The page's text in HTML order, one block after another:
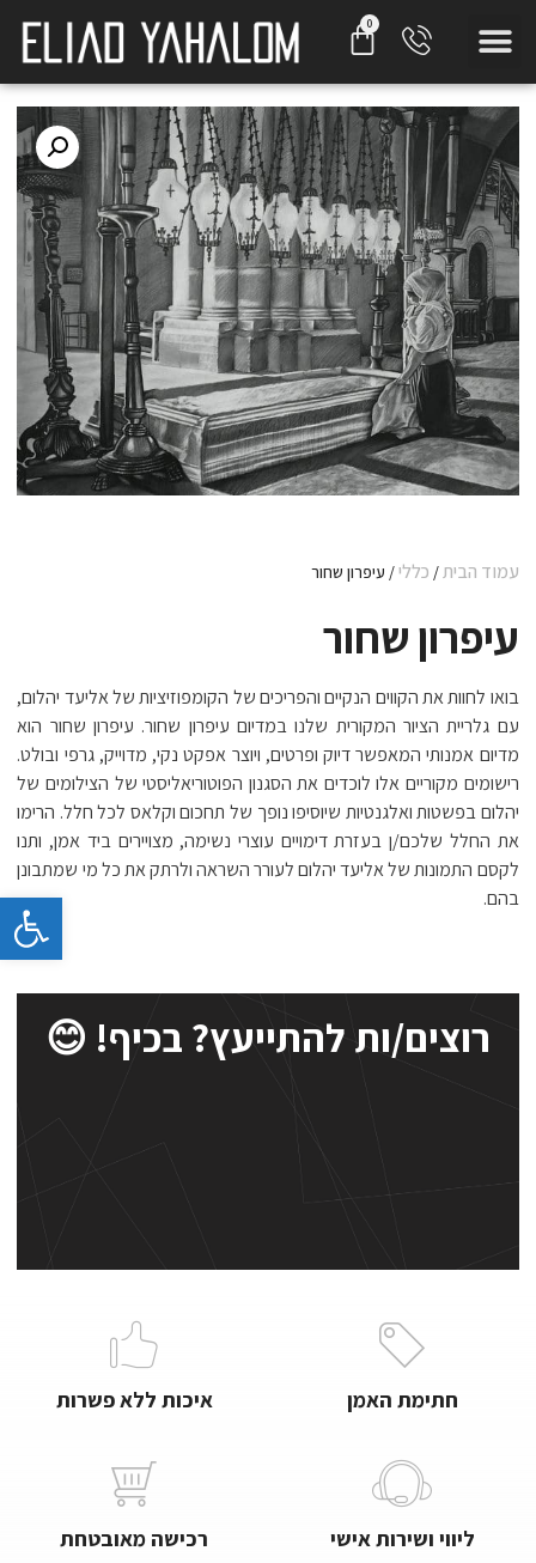
עמוד הבית/ כללי/ עיפרון שחור
עיפרון שחור
בואו לחוות את הקווים הנקיים והפריכים של הקומפוזיציות של אליעד יהלום,
עם גלריית הציור המקורית שלנו במדיום עיפרון שחור. עיפרון שחור הוא
מדיום אמנותי המאפשר דיוק ופרטים, ויוצר אפקט נקי, מדוייק, גרפי ובולט.
רישומים מקוריים אלו לוכדים את הסגנון הפוטוריאליסטי של הצילומים של
יהלום בפשטות ואלגנטיות שיוסיפו נופך של תחכום וקלאס לכל חלל. הרימו
את החלל שלכם/ן בעזרת דימויים עוצרי נשימה, מצויירים ביד אמן, ותנו
לקסם התמונות של אליעד יהלום לעורר השראה ולרתק את כל מי שמתבונן
בהם.
רוצים/ות להתייעץ? בכיף! 😊
חתימת האמן איכות ללא פשרות
ליווי ושירות אישי רכישה מאובטחת